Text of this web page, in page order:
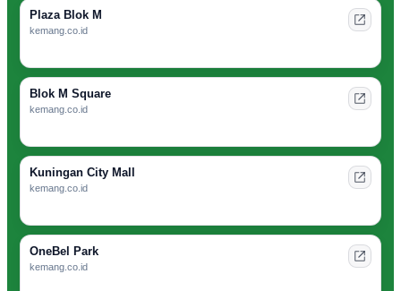
Plaza Blok M
kemang.co.id
Blok M Square
kemang.co.id
Kuningan City Mall
kemang.co.id
OneBel Park
kemang.co.id